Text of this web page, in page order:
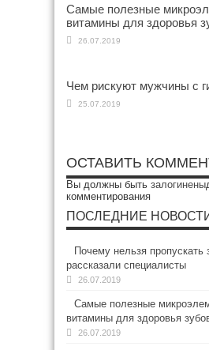
Самые полезные
витамины для здоровья
26.07.2019
Чем рискуют мужчины с
25.07.2019
ОСТАВИТЬ
Вы должны быть залогинены
комментирования
ПОСЛЕДНИЕ
Почему нельзя пропускать
рассказали специалисты
26.07.2019
Самые полезные
витамины для здоровья
26.07.2019